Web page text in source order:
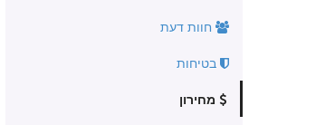
חוות דעת
בטיחות
מחירון